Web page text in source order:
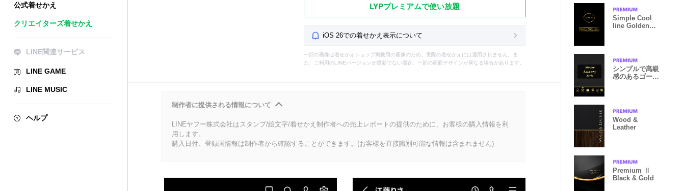
公式着せかえ
クリエイターズ着せかえ
LINE関連サービス
LINE GAME
LINE MUSIC
ヘルプ
LYPプレミアムで使い放題
iOS 26での着せかえ表示について
一部の画像は着せかえショップ掲載用の画像のため、実際の着せかえには適用されません。ま
た、ご利用のLINEバージョンが最新でない場合、一部の画面デザインが異なる場合があります。
制作者に提供される情報について
LINEヤフー株式会社はスタンプ/絵文字/着せかえ制作者への売上レポートの提供のために、お客様の購入情報を利
用します。
購入日付、登録国情報は制作者から確認することができます。(お客様を直接識別可能な情報は含まれません)
Simple Cool
line Golden
シンプルで高級
感のあるゴール
Wood &
Leather
Premium Ⅱ
Black & Gold